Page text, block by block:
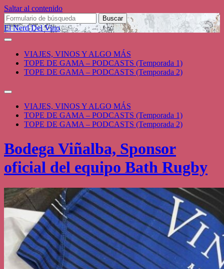
Saltar al contenido
Buscar:
El Nerd Del Vino
VIAJES, VINOS Y ALGO MÁS
TOPE DE GAMA – PODCASTS (Temporada 1)
TOPE DE GAMA – PODCASTS (Temporada 2)
Alternar
campo
búsqueda
VIAJES, VINOS Y ALGO MÁS
TOPE DE GAMA – PODCASTS (Temporada 1)
TOPE DE GAMA – PODCASTS (Temporada 2)
Bodega Viñalba, Sponsor
oficial del equipo Bath Rugby